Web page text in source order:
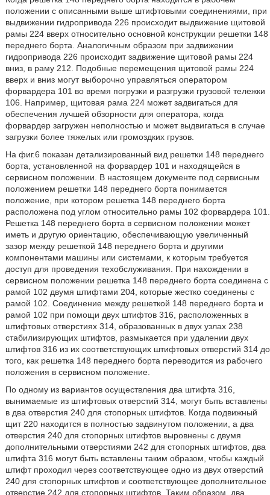
положении с описанными выше штифтовыми соединениями, при
выдвижении гидропривода 226 происходит выдвижение щитовой
рамы 224 вверх относительно основной конструкции решетки 148
переднего борта. Аналогичным образом при задвижении
гидропривода 226 происходит задвижение щитовой рамы 224
вниз, в раму 212. Подобные перемещения щитовой рамы 224
вверх и вниз могут выборочно управляться оператором
форвардера 101 во время погрузки и разгрузки грузовой тележки
106. Например, щитовая рама 224 может задвигаться для
обеспечения лучшей обзорности для оператора, когда
форвардер загружен неполностью и может выдвигаться в случае
загрузки более тяжелых или громоздких грузов.
На фиг.6 показан детализированный вид решетки 148 переднего
борта, установленной на форвардер 101 и находящейся в
сервисном положении. В настоящем документе под сервисным
положением решетки 148 переднего борта понимается
положение, при котором решетка 148 переднего борта
расположена под углом относительно рамы 102 форвардера 101.
Решетка 148 переднего борта в сервисном положении может
иметь и другую ориентацию, обеспечивающую увеличенный
зазор между решеткой 148 переднего борта и другими
компонентами машины или системами, к которым требуется
доступ для проведения техобслуживания. При нахождении в
сервисном положении решетка 148 переднего борта соединена с
рамой 102 двумя штифтами 204, которые жестко соединены с
рамой 102. Соединение между решеткой 148 переднего борта и
рамой 102 при помощи двух штифтов 316, расположенных в
штифтовых отверстиях 314, образованных в двух узлах 238
стабилизирующих штифтов, размыкается при удалении двух
штифтов 316 из их соответствующих штифтовых отверстий 314 до
того, как решетка 148 переднего борта переводится из рабочего
положения в сервисном положение.
По одному из вариантов осуществления два штифта 316,
вынимаемые из штифтовых отверстий 314, могут быть вставлены
в два отверстия 240 для стопорных штифтов. Когда подвижный
щит 220 находится в полностью задвинутом положении, а два
отверстия 240 для стопорных штифтов выровнены с двумя
дополнительными отверстиями 242 для стопорных штифтов, два
штифта 316 могут быть вставлены таким образом, чтобы каждый
штифт проходил через соответствующее одно из двух отверстий
240 для стопорных штифтов и соответствующее дополнительное
отверстие 242 для стопорных штифтов. Таким образом, два